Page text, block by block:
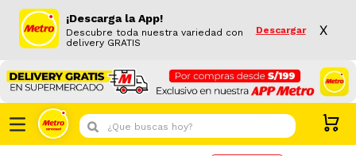
¡Descarga la App!
Descubre toda nuestra variedad con
delivery GRATIS
Descargar X
¿Que buscas hoy?